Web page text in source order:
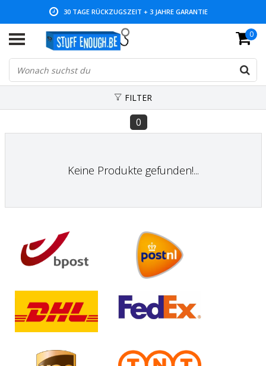
30 TAGE RÜCKZUGSZEIT + 3 JAHRE GARANTIE
NIEDRIGE PREISE UND GROSSE AUSWAHL 0
FILTER
0
Keine Produkte gefunden!...